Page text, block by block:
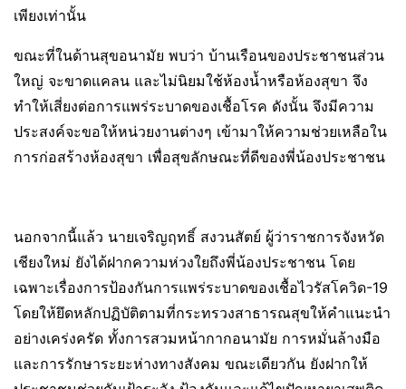
เพียงเท่านั้น
ขณะที่ในด้านสุขอนามัย พบว่า บ้านเรือนของประชาชนส่วน
ใหญ่ จะขาดแคลน และไม่นิยมใช้ห้องน้ำหรือห้องสุขา จึง
ทำให้เสี่ยงต่อการแพร่ระบาดของเชื้อโรค ดังนั้น จึงมีความ
ประสงค์จะขอให้หน่วยงานต่างๆ เข้ามาให้ความช่วยเหลือใน
การก่อสร้างห้องสุขา เพื่อสุขลักษณะที่ดีของพี่น้องประชาชน
นอกจากนี้แล้ว นายเจริญฤทธิ์ สงวนสัตย์ ผู้ว่าราชการจังหวัด
เชียงใหม่ ยังได้ฝากความห่วงใยถึงพี่น้องประชาชน โดย
เฉพาะเรื่องการป้องกันการแพร่ระบาดของเชื้อไวรัสโควิด-19
โดยให้ยึดหลักปฏิบัติตามที่กระทรวงสาธารณสุขให้คำแนะนำ
อย่างเคร่งครัด ทั้งการสวมหน้ากากอนามัย การหมั่นล้างมือ
และการรักษาระยะห่างทางสังคม ขณะเดียวกัน ยังฝากให้